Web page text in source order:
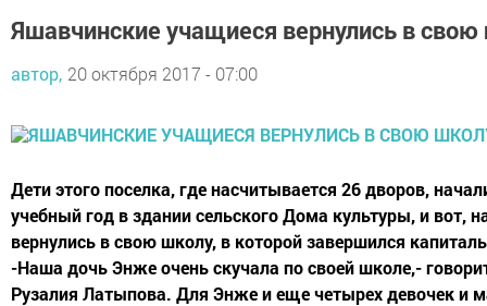
Яшавчинские учащиеся вернулись в
автор, 20 октября 2017 - 07:00
Дети этого поселка, где насчитывается 26 дворов,
учебный год в здании сельского Дома культуры, и вот,
вернулись в свою школу, в которой завершился
-Наша дочь Энже очень скучала по своей школе,-
Рузалия Латыпова. Для Энже и еще четырех девочек и